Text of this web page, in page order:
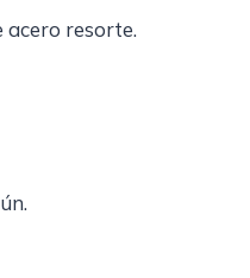
acero resorte.